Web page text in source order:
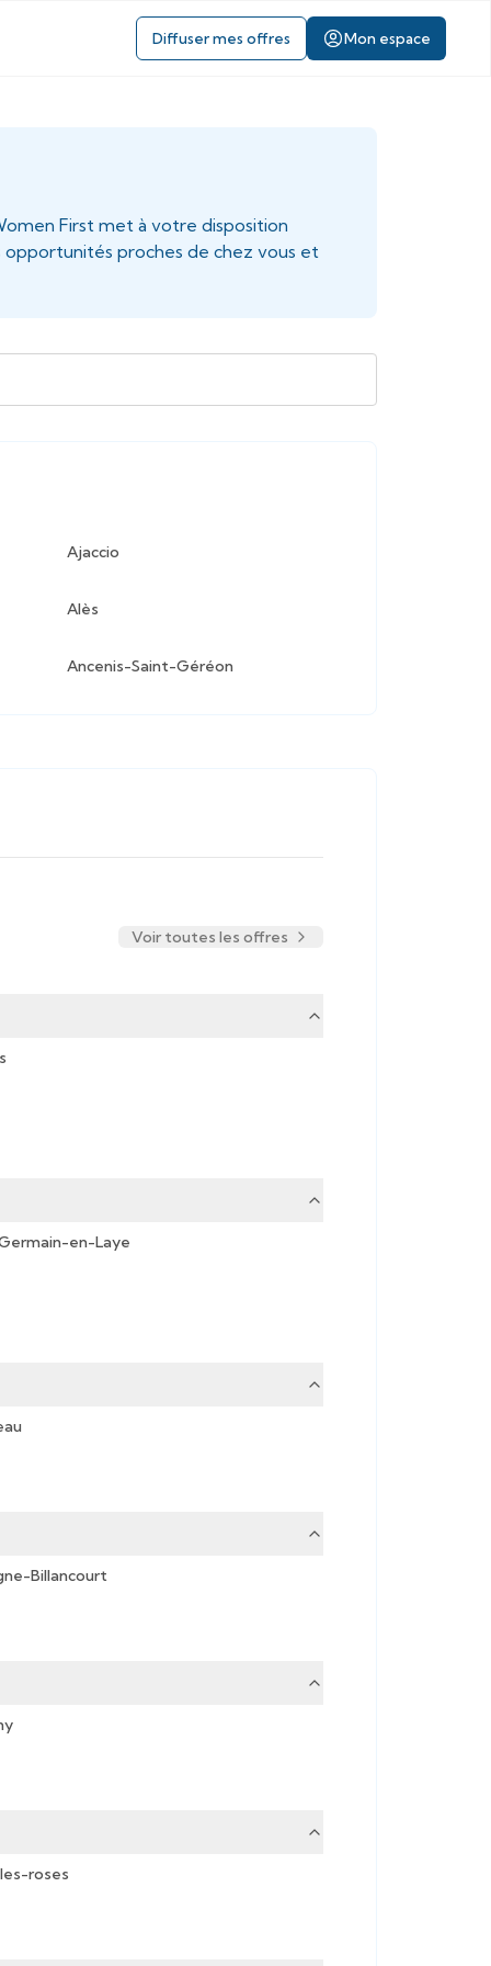
Diffuser mes offres Mon espace
First met à votre disposition
proches de chez vous et
Ajaccio
Alès
Ancenis-Saint-Géréon
Voir toutes les offres
en-Laye
Billancourt
roses